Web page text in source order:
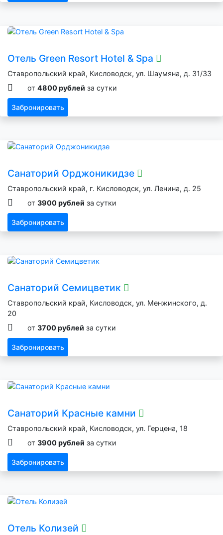
Отель Green Resort Hotel & Spa
Ставропольский край, Кисловодск, ул. Шаумяна, д. 31/33
от 4800 рублей за сутки
Забронировать
Санаторий Орджоникидзе
Ставропольский край, г. Кисловодск, ул. Ленина, д. 25
от 3900 рублей за сутки
Забронировать
Санаторий Семицветик
Ставропольский край, Кисловодск, ул. Менжинского, д.
20
от 3700 рублей за сутки
Забронировать
Санаторий Красные камни
Ставропольский край, Кисловодск, ул. Герцена, 18
от 3900 рублей за сутки
Забронировать
Отель Колизей